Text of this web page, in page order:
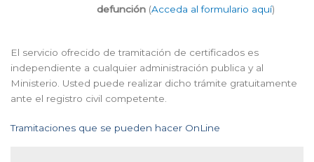
defunción (Acceda al formulario aquí)
El servicio ofrecido de tramitación de certificados es
independiente a cualquier administración publica y al
Ministerio. Usted puede realizar dicho trámite gratuitamente
ante el registro civil competente.
Tramitaciones que se pueden hacer OnLine